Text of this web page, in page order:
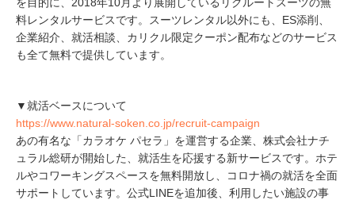
料レンタルサービスです。スーツレンタル以外にも、ES添削、
企業紹介、就活相談、カリクル限定クーポン配布などのサービス
も全て無料で提供しています。
▼就活ベースについて
https://www.natural-soken.co.jp/recruit-campaign
あの有名な「カラオケ パセラ」を運営する企業、株式会社ナチ
ュラル総研が開始した、就活生を応援する新サービスです。ホテ
ルやコワーキングスペースを無料開放し、コロナ禍の就活を全面
サポートしています。公式LINEを追加後、利用したい施設の事